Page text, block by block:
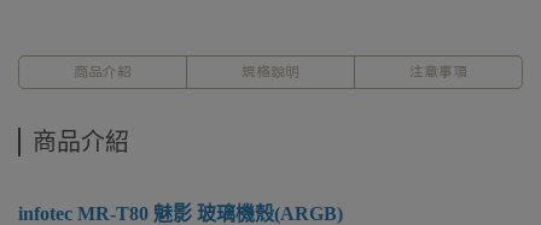
商品介紹 規格說明 注意事項
商品介紹
infotec MR-T80 魅影 玻璃機殼(ARGB)